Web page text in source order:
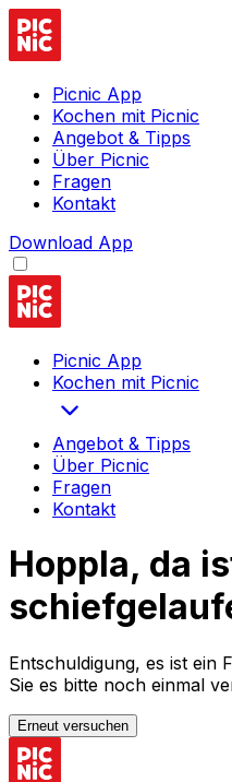
Picnic App
Kochen mit Picnic
Angebot & Tipps
Über Picnic
Fragen
Kontakt
Download App
Picnic App
Kochen mit Picnic
Angebot & Tipps
Über Picnic
Fragen
Kontakt
Hoppla, da
Entschuldigung, es ist ein
Sie es bitte noch einmal
Erneut versuchen